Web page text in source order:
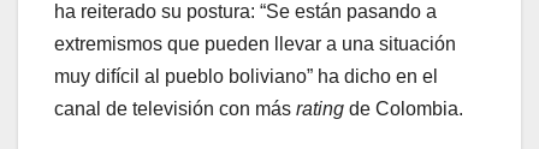
ha reiterado su postura: “Se están pasando a
extremismos que pueden llevar a una situación
muy difícil al pueblo boliviano” ha dicho en el
canal de televisión con más rating de Colombia.